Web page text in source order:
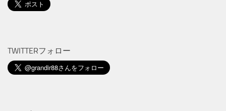
TWITTERフォロー